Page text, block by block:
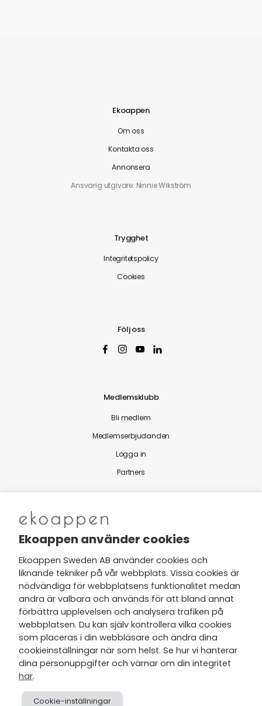
Ekoappen
Om oss
Kontakta oss
Annonsera
Ansvarig utgivare: Ninnie Wikström
Trygghet
Integritetspolicy
Cookies
Följ oss
Medlemsklubb
Bli medlem
Medlemserbjudanden
Logga in
Partners
Nytt från Ekoappen
Jag har tagit del av Ekoappens
personuppgifts- och
integritetspolicyoch tar gärna del
av nyheter, hälsotips och exklusiva
erbjudanden via min e-post.
Ekoappen använder cookies
Ekoappen Sweden AB använder cookies och
liknande tekniker på vår webbplats. Vissa cookies är
nödvändiga för webbplatsens funktionalitet medan
andra är valbara och används för att bland annat
förbättra upplevelsen och analysera trafiken på
webbplatsen. Du kan själv kontrollera vilka cookies
som placeras i din webbläsare och ändra dina
cookieinställningar när som helst. Se hur vi hanterar
dina personuppgifter och värnar om din integritet
här.
Cookie-inställningar